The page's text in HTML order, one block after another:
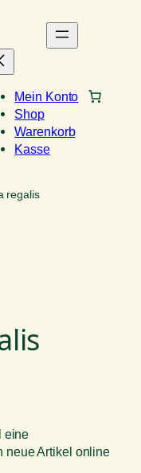
Mein Konto
Shop
Warenkorb
Kasse
regalis
eine
neue Artikel online